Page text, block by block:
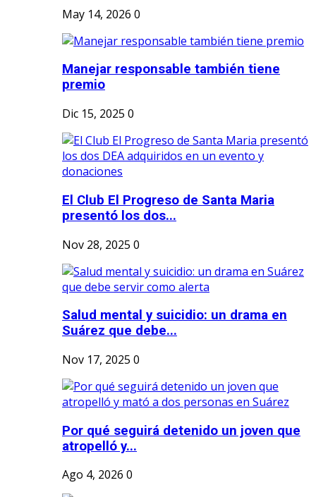
May 14, 2026 0
Manejar responsable también tiene
premio
Dic 15, 2025 0
El Club El Progreso de Santa Maria
presentó los dos...
Nov 28, 2025 0
Salud mental y suicidio: un drama en
Suárez que debe...
Nov 17, 2025 0
Por qué seguirá detenido un joven que
atropelló y...
Ago 4, 2026 0